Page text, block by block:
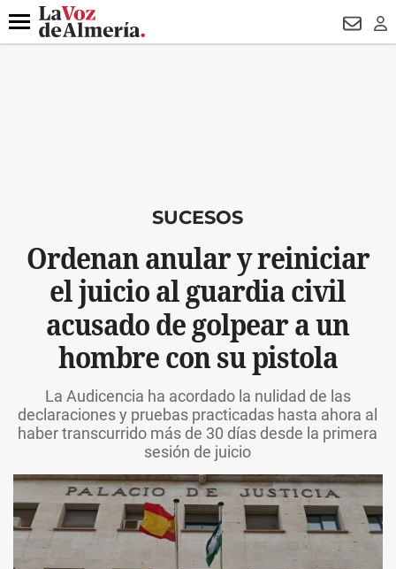
DESTACADO
Menú
SUCESOS
Ordenan anular y reiniciar
el juicio al guardia civil
acusado de golpear a un
hombre con su pistola
La Audicencia ha acordado la nulidad de las
declaraciones y pruebas practicadas hasta ahora al
haber transcurrido más de 30 días desde la primera
sesión de juicio